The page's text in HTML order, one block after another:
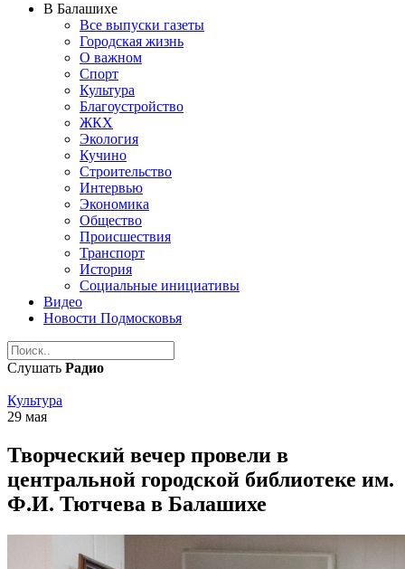
В Балашихе
Все выпуски газеты
Городская жизнь
О важном
Спорт
Культура
Благоустройство
ЖКХ
Экология
Кучино
Строительство
Интервью
Экономика
Общество
Происшествия
Транспорт
История
Социальные инициативы
Видео
Новости Подмосковья
Слушать Радио
Культура
29 мая
Творческий вечер провели в
центральной городской библиотеке им.
Ф.И. Тютчева в Балашихе